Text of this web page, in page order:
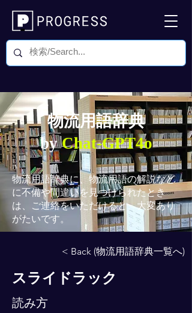
物流用語辞典
byChat-GPT4o
物流用語辞典に、物流用語の解説など
に不備や間違いを見つけられたとき
は、ご連絡をいただけると、大変あり
がたいです。
< Back (物流用語辞典一覧へ)
スライドラック
読み方